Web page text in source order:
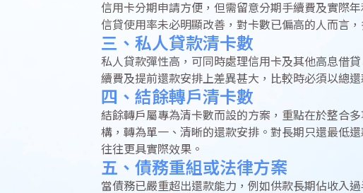
信用卡分期申請方便，但需留意分期手續費及實際
信貸使用率未必明顯改善，對卡數已偏高的人而言
三、私人貸款清卡數
私人貸款彈性高，可同時處理信用卡及其他高息借
續費及提前還款安排上差異甚大，比較時必須以總
四、結餘轉戶清卡數
結餘轉戶屬專為清卡數而設的方案，重點在於整合
構，轉為單一、清晰的還款安排。對長期只還最低
往往更具實際效果。
五、債務重組或法律方案
當債務已嚴重超出還款能力，例如供款長期佔收入